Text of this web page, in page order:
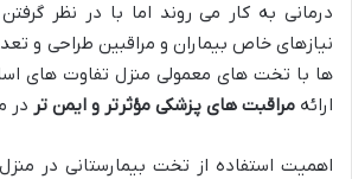
درمانی به کار می روند اما با در نظر
نیازهای خاص بیماران و مراقبین طراحی و
ها با تخت های معمولی منزل تفاوت های
ارائه مراقبت های پزشکی مؤثرتر و ایمن تر در
اهمیت استفاده از تخت بیمارستانی در